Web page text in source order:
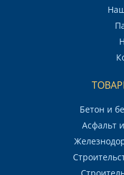
Бетон и
Асфальт